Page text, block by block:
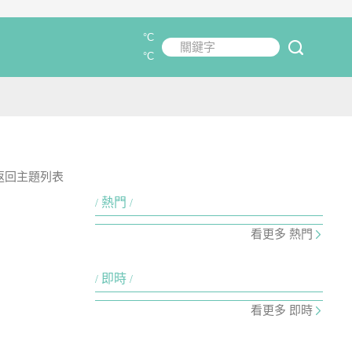
關鍵字
°C
°C
回主題列表
熱門
看更多 熱門
即時
看更多 即時